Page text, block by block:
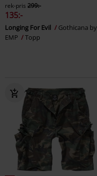
rek-pris 299:-
135:-
Longing For Evil
Gothicana by
EMP
Topp